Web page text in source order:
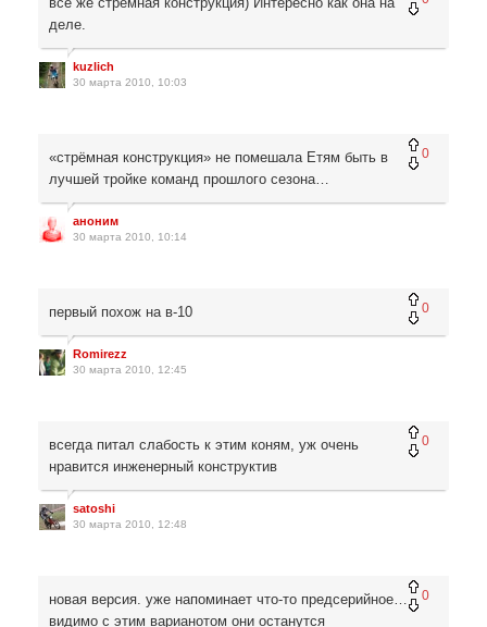
деле.
kuzlich
30 марта 2010, 10:03
0
«стрёмная конструкция» не помешала Етям быть в
лучшей тройке команд прошлого сезона…
аноним
30 марта 2010, 10:14
0
первый похож на в-10
Romirezz
30 марта 2010, 12:45
0
всегда питал слабость к этим коням, уж очень
нравится инженерный конструктив
satoshi
30 марта 2010, 12:48
0
новая версия. уже напоминает что-то предсерийное…
видимо с этим варианотом они останутся